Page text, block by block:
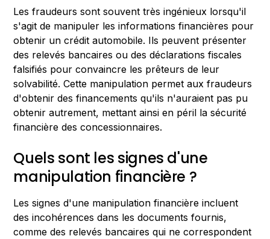
Les fraudeurs sont souvent très ingénieux lorsqu'il
s'agit de manipuler les informations financières pour
obtenir un crédit automobile. Ils peuvent présenter
des relevés bancaires ou des déclarations fiscales
falsifiés pour convaincre les prêteurs de leur
solvabilité. Cette manipulation permet aux fraudeurs
d'obtenir des financements qu'ils n'auraient pas pu
obtenir autrement, mettant ainsi en péril la sécurité
financière des concessionnaires.
Quels sont les signes d'une
manipulation financière ?
Les signes d'une manipulation financière incluent
des incohérences dans les documents fournis,
comme des relevés bancaires qui ne correspondent